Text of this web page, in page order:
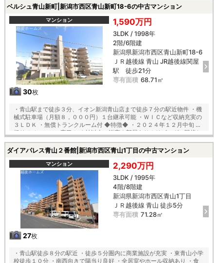
ベルシュ青山新町|新潟市西区青山新町18-6の中古マンション
マンション
30枚
1,590万円
3LDK / 1998年
2階/6階建
新潟県新潟市西区青山新町18-6
ＪＲ越後線 青山 JR越後線関屋
駅 徒歩21分
専有面積 68.71㎡
・青山駅まで徒歩３分、イオン新潟青山店まで徒歩７分の駅近物件 ・機
械式駐車場（月額８，０００円）１台継承可能 ・ＷＩＣなど収納充実の
３ＬＤＫ ・無償トランクルーム付 ◆特徴◆ ・２０２４年１２月中旬 新
規リノベーション完了！ ６帖以上の洋室２部屋あり！リビングに隣接し
・管理会社全部委託（日勤）、オートロック、ＴＶモニター付きインタ
ーホンで安心のセキュリティ ◆便利な設備◆ ・タイヤなどの収納に最適
な１階のトランクルーム（無償） ～設備関係～ 浴室・・・浴室乾燥機
（暖房完備）、追い炊き機能完備のオートバス！ キッチン・・・３口コ
ンロ、ビルトイン浄水機能付き お手洗い・・・温水洗浄便座 洗面・・・
シャワー付き洗面化粧台
ダイアパレス青山２番館|新潟市西区青山1丁目の中古マンション
マンション
27枚
2,290万円
3LDK / 1995年
4階/8階建
新潟県新潟市西区青山1丁目
ＪＲ越後線 青山 徒歩5分
専有面積 71.28㎡
・青山駅徒歩８分の駅近 ・徒歩５分圏内に商業施設が充実 ・東青山小学
校徒歩１０分 ・南西向きで陽当り良好 ・全居室やホール収納あり ・食